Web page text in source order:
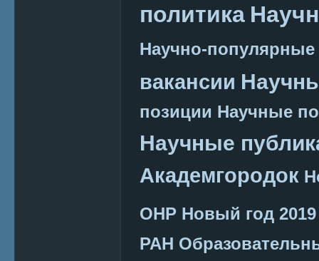
политика
Научно-
вакансии
позиции Научные
Научные
Академгородок
ОНР Новый год 2019
РАН